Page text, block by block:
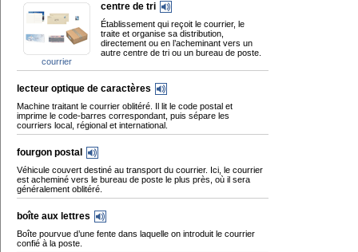
courrier
centre de tri
Établissement qui reçoit le courrier, le
traite et organise sa distribution,
directement ou en l’acheminant vers un
autre centre de tri ou un bureau de poste.
lecteur optique de caractères
Machine traitant le courrier oblitéré. Il lit le code postal et
imprime le code-barres correspondant, puis sépare les
courriers local, régional et international.
fourgon postal
Véhicule couvert destiné au transport du courrier. Ici, le courrier
est acheminé vers le bureau de poste le plus près, où il sera
généralement oblitéré.
boîte aux lettres
Boîte pourvue d’une fente dans laquelle on introduit le courrier
confié à la poste.